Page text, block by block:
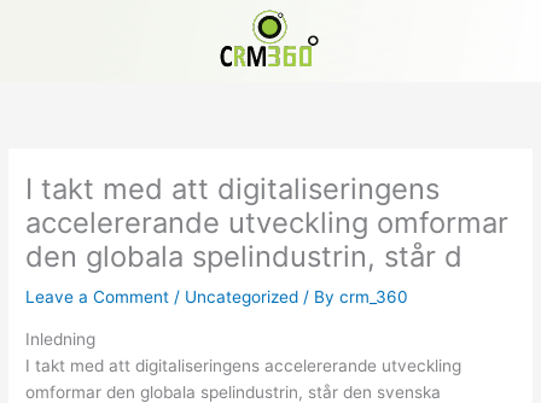
I takt med att digitaliseringens
accelererande utveckling omformar
den globala spelindustrin, står d
Leave a Comment / Uncategorized / Bycrm_360
Inledning
I takt med att digitaliseringens accelererande utveckling
omformar den globala spelindustrin, står den svenska